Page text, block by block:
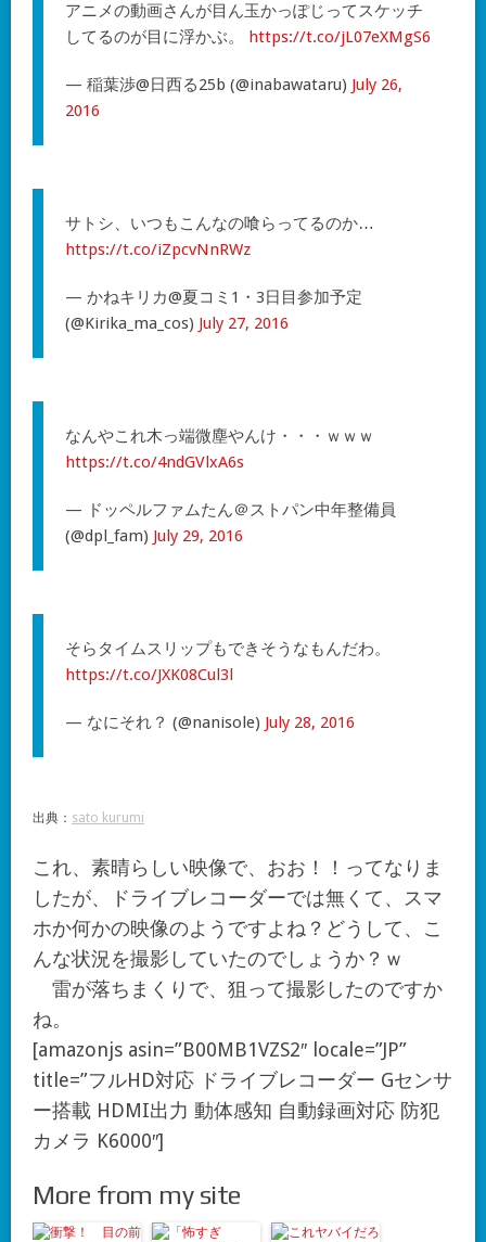
アニメの動画さんが目ん玉かっぽじってスケッチ
してるのが目に浮かぶ。
https://t.co/jL07eXMgS6
— 稲葉渉@日西る25b (@inabawataru) July 26,
2016
サトシ、いつもこんなの喰らってるのか…
https://t.co/iZpcvNnRWz
— かねキリカ@夏コミ1・3日目参加予定
(@Kirika_ma_cos) July 27, 2016
なんやこれ木っ端微塵やんけ・・・ｗｗｗ
https://t.co/4ndGVlxA6s
— ドッペルファムたん＠ストパン中年整備員
(@dpl_fam) July 29, 2016
そらタイムスリップもできそうなもんだわ。
https://t.co/JXK08Cul3l
— なにそれ？ (@nanisole) July 28, 2016
出典： sato kurumi
これ、素晴らしい映像で、おお！！ってなりま
したが、ドライブレコーダーでは無くて、スマ
ホか何かの映像のようですよね？どうして、こ
んな状況を撮影していたのでしょうか？ｗ
雷が落ちまくりで、狙って撮影したのですか
ね。
[amazonjs asin=”B00MB1VZS2″ locale=”JP”
title=”フルHD対応 ドライブレコーダー Gセンサ
ー搭載 HDMI出力 動体感知 自動録画対応 防犯
カメラ K6000″]
More from my site